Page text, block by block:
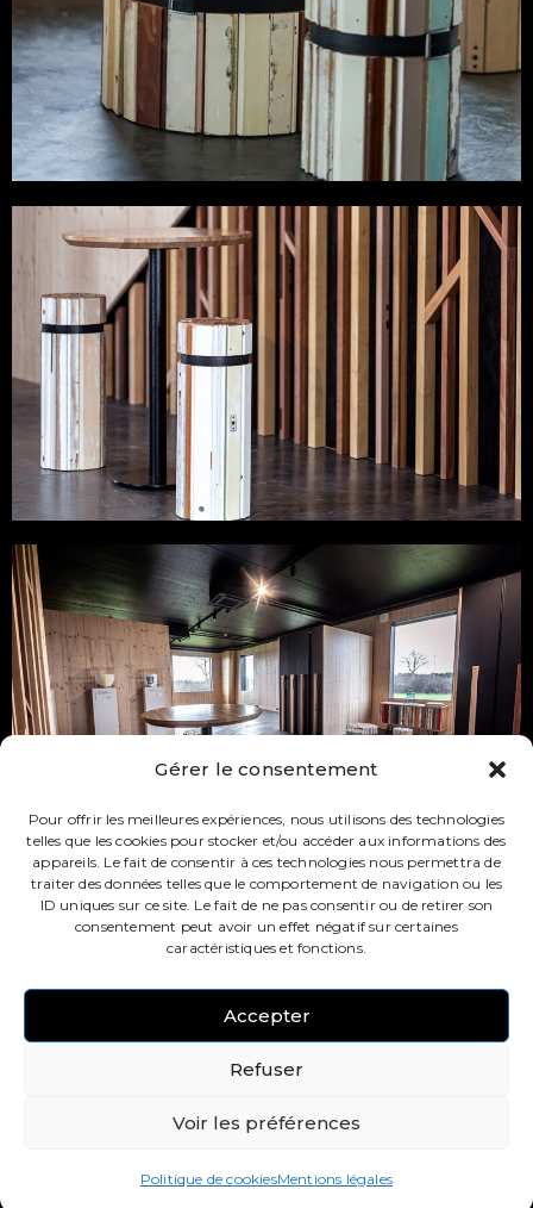
Gérer le consentement
Pour offrir les meilleures expériences, nous utilisons des technologies
telles que les cookies pour stocker et/ou accéder aux informations des
appareils. Le fait de consentir à ces technologies nous permettra de
traiter des données telles que le comportement de navigation ou les
ID uniques sur ce site. Le fait de ne pas consentir ou de retirer son
consentement peut avoir un effet négatif sur certaines
caractéristiques et fonctions.
Accepter
Refuser
Voir les préférences
Politique de cookiesMentions légales
LA PRESSE MENTIONS LÉGALES
© 2026 RU ÉDITION. TOUS DROITS RÉSERVÉS